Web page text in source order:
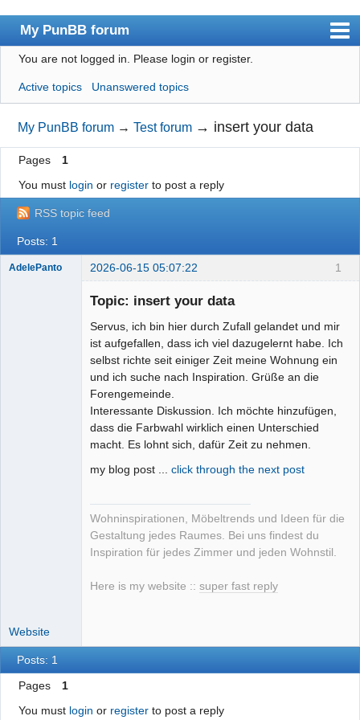
My PunBB forum
Index
User list
Search
Register
Login
You are not logged in. Please login or register.
Active topics Unanswered topics
My PunBB forum →Test forum → insert your data
Pages
1
You must login or registerto post a reply
RSS topic feed
Posts: 1
1
AdelePanto 2026-06-15 05:07:22
Topic: insert your data
Servus, ich bin hier durch Zufall gelandet und mir
ist aufgefallen, dass ich viel dazugelernt habe. Ich
selbst richte seit einiger Zeit meine Wohnung ein
und ich suche nach Inspiration. Grüße an die
Forengemeinde.
Interessante Diskussion. Ich möchte hinzufügen,
dass die Farbwahl wirklich einen Unterschied
macht. Es lohnt sich, dafür Zeit zu nehmen.
my blog post ... click through the next post
Wohninspirationen, Möbeltrends und Ideen für die
Gestaltung jedes Raumes. Bei uns findest du
Inspiration für jedes Zimmer und jeden Wohnstil.
Here is my website :: super fast reply
Website
Posts: 1
Pages
1
You must login or registerto post a reply